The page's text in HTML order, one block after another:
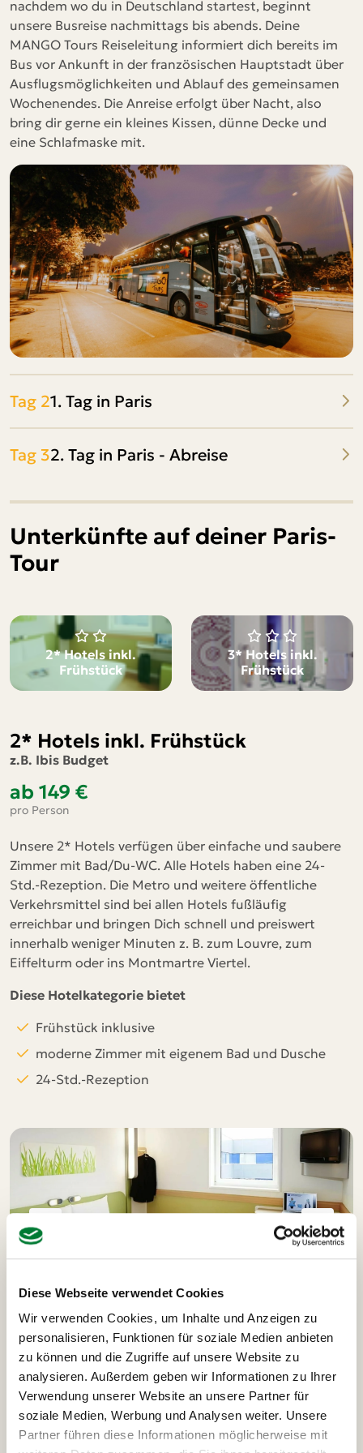
Diese Webseite verwendet Cookies
Wir verwenden Cookies, um Inhalte und Anzeigen zu
personalisieren, Funktionen für soziale Medien anbieten
zu können und die Zugriffe auf unsere Website zu
analysieren. Außerdem geben wir Informationen zu Ihrer
Verwendung unserer Website an unsere Partner für
soziale Medien, Werbung und Analysen weiter. Unsere
Partner führen diese Informationen möglicherweise mit
nachdem wo du in Deutschland startest, beginnt
unsere Busreise nachmittags bis abends. Deine
MANGO Tours Reiseleitung informiert dich bereits im
Bus vor Ankunft in der französischen Hauptstadt über
Ausflugsmöglichkeiten und Ablauf des gemeinsamen
Wochenendes. Die Anreise erfolgt über Nacht, also
bring dir gerne ein kleines Kissen, dünne Decke und
eine Schlafmaske mit.
Tag 21. Tag in Paris
Tag 32. Tag in Paris - Abreise
Unterkünfte auf deiner Paris-
Tour
2* Hotels inkl.
Frühstück
3* Hotels inkl.
Frühstück
2* Hotels inkl. Frühstück
z.B. Ibis Budget
ab 149 €
pro Person
Unsere 2* Hotels verfügen über einfache und saubere
Zimmer mit Bad/Du-WC. Alle Hotels haben eine 24-
Std.-Rezeption. Die Metro und weitere öffentliche
Verkehrsmittel sind bei allen Hotels fußläufig
erreichbar und bringen Dich schnell und preiswert
innerhalb weniger Minuten z. B. zum Louvre, zum
Eiffelturm oder ins Montmartre Viertel.
Diese Hotelkategorie bietet
Frühstück inklusive
moderne Zimmer mit eigenem Bad und Dusche
24-Std.-Rezeption
Ausflüge und Highlights
deiner Paris-Reise